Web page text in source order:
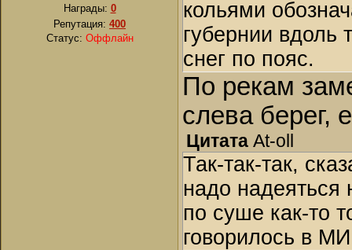
Награды: 0
Репутация: 400
Статус: Оффлайн
кольями
губернии вдоль
снег по пояс.
По рекам
слева берег,
Цитата At-oll
Так-так-так,
надо надеяться
по суше как-то
говорилось в